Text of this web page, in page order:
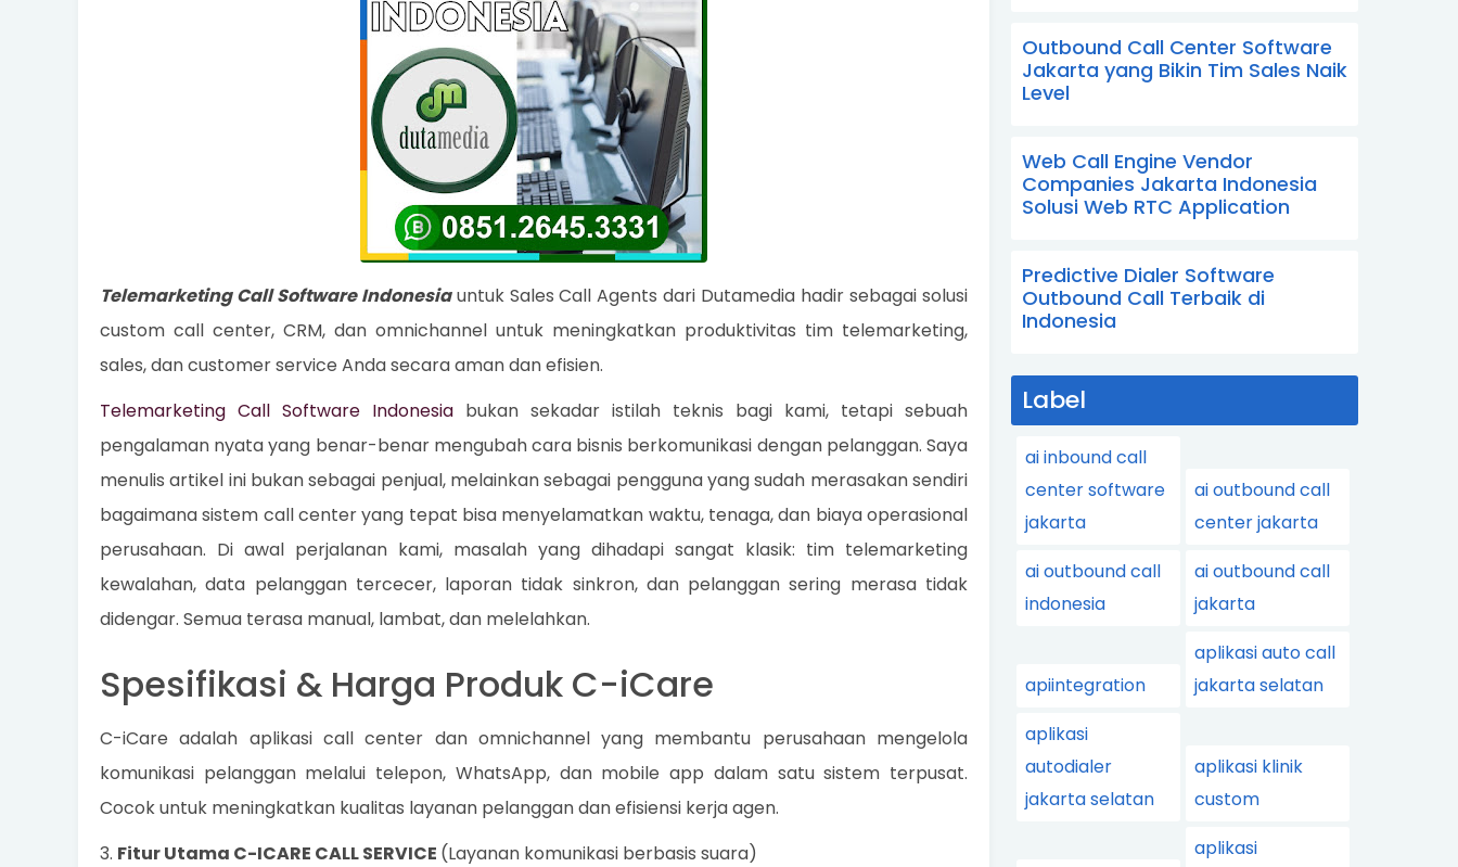
Telemarketing Call Software Indonesiauntuk Sales Call Agents dari Dutamedia hadir sebagai solusi
custom call center, CRM, dan omnichannel untuk meningkatkan produktivitas tim telemarketing,
sales, dan customer service Anda secara aman dan efisien.
Telemarketing Call Software Indonesia bukan sekadar istilah teknis bagi kami, tetapi sebuah
pengalaman nyata yang benar-benar mengubah cara bisnis berkomunikasi dengan pelanggan. Saya
menulis artikel ini bukan sebagai penjual, melainkan sebagai pengguna yang sudah merasakan sendiri
bagaimana sistem call center yang tepat bisa menyelamatkan waktu, tenaga, dan biaya operasional
perusahaan. Di awal perjalanan kami, masalah yang dihadapi sangat klasik: tim telemarketing
kewalahan, data pelanggan tercecer, laporan tidak sinkron, dan pelanggan sering merasa tidak
didengar. Semua terasa manual, lambat, dan melelahkan.
Spesifikasi & Harga Produk C-iCare
C-iCare adalah aplikasi call center dan omnichannel yang membantu perusahaan mengelola
komunikasi pelanggan melalui telepon, WhatsApp, dan mobile app dalam satu sistem terpusat.
Cocok untuk meningkatkan kualitas layanan pelanggan dan efisiensi kerja agen.
3. Fitur Utama C-ICARE CALL SERVICE (Layanan komunikasi berbasis suara)
Outbound Call Center Software
Jakarta yang Bikin Tim Sales Naik
Level
Web Call Engine Vendor
Companies Jakarta Indonesia
Solusi Web RTC Application
Predictive Dialer Software
Outbound Call Terbaik di
Indonesia
Label
ai inbound call
center software
jakarta
ai outbound call
center jakarta
ai outbound call
indonesia
ai outbound call
jakarta
apiintegration
aplikasi auto call
jakarta selatan
aplikasi
autodialer
jakarta selatan
aplikasi klinik
custom
aplikasi